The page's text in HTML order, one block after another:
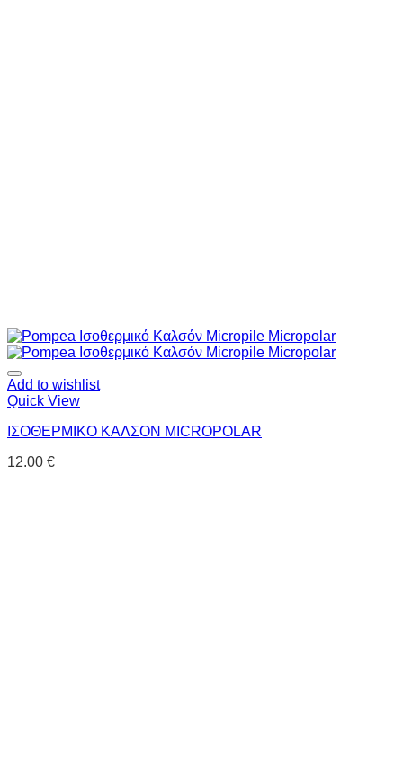
Add to wishlist
Quick View
ΙΣΟΘΕΡΜΙΚΟ ΚΑΛΣΟΝ MICROPOLAR
12.00 €